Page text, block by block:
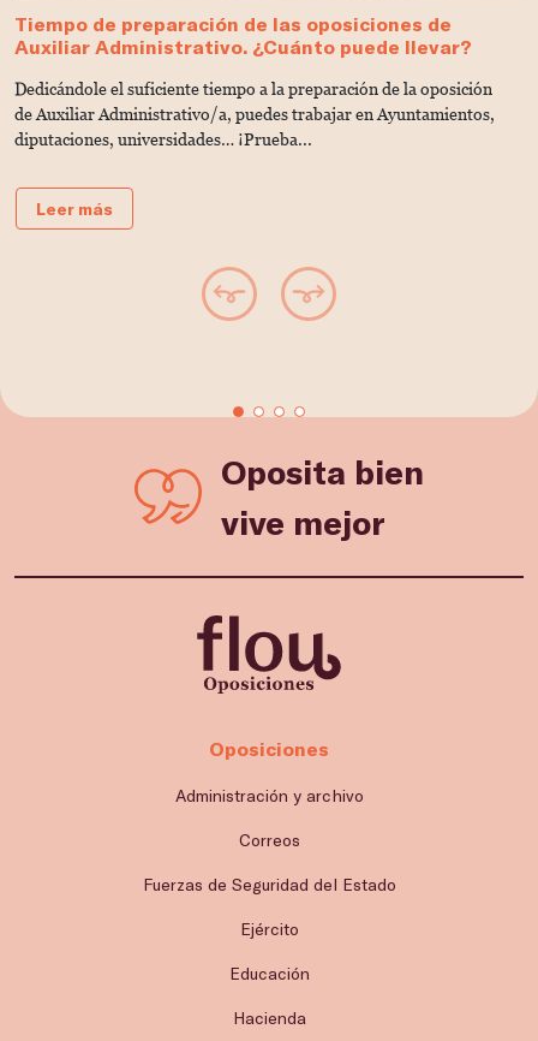
Tiempo de preparación de las oposiciones de
Auxiliar Administrativo. ¿Cuánto puede llevar?
Dedicándole el suficiente tiempo a la preparación de la oposición
de Auxiliar Administrativo/a, puedes trabajar en Ayuntamientos,
diputaciones, universidades… ¡Prueba...
Leer más
Oposita bien
vive mejor
Oposiciones
Administración y archivo
Correos
Fuerzas de Seguridad del Estado
Ejército
Educación
Hacienda